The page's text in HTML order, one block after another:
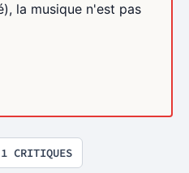
la musique n'est pas
CRITIQUES